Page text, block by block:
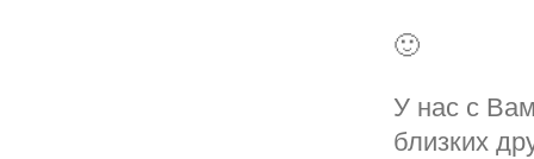
🙂
У нас с
близких